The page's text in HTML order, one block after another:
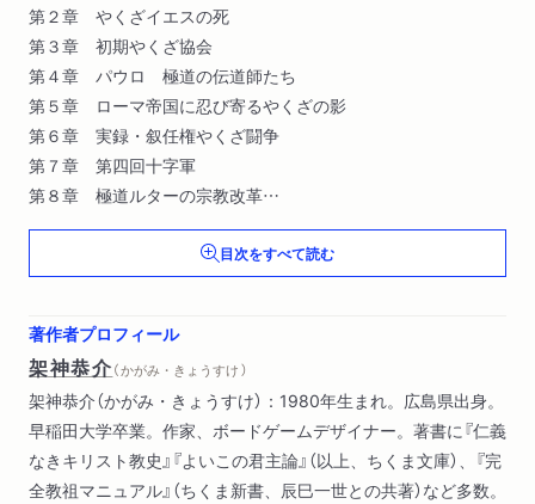
第２章 やくざイエスの死
第３章 初期やくざ協会
第４章 パウロ 極道の伝道師たち
第５章 ローマ帝国に忍び寄るやくざの影
第６章 実録・叙任権やくざ闘争
第７章 第四回十字軍
第８章 極道ルターの宗教改革
終 章 インタビュー・ウィズ・やくざ
あとがき
解説 キリスト教の戦慄すべき現実 石川明人
目次をすべて読む
著作者プロフィール
架神恭介（ かがみ・きょうすけ ）
架神恭介（かがみ・きょうすけ）：1980年生まれ。広島県出身。
早稲田大学卒業。作家、ボードゲームデザイナー。著書に『仁義
なきキリスト教史』『よいこの君主論』（以上、ちくま文庫）、『完
全教祖マニュアル』（ちくま新書、辰巳一世との共著）など多数。